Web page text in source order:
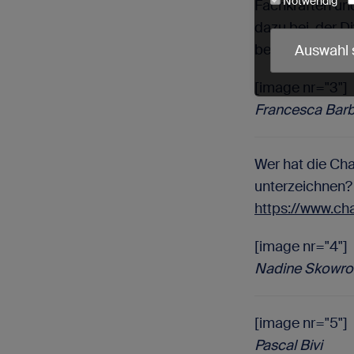
Fachkräften
dazu bei, der
besten täglich."
[image nr="3"]
Francesca
Wer hat die
https://
[image nr="4"]
Nadine
[image nr="5"]
Pascal Bivi
utmParams
crmcm
crm_campaign
read-
Wir erfassen
Auswahl